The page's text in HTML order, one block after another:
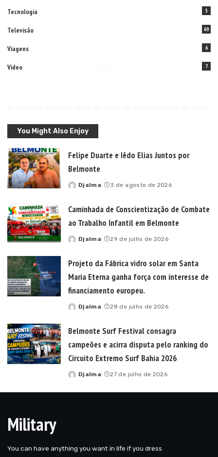
Tecnologia 5
Televisão 69
Viagens 6
Video 7
You Might Also Enjoy
Felipe Duarte e Iêdo Elias Juntos por
Belmonte
Posted
Djalma 3 de agosto de 2026
Caminhada de Conscientização de Combate
ao Trabalho Infantil em Belmonte
Posted
Djalma 29 de julho de 2026
Projeto da Fábrica vidro solar em Santa
Maria Eterna ganha força com interesse de
financiamento europeu.
Posted
Djalma 28 de julho de 2026
Belmonte Surf Festival consagra
campeões e acirra disputa pelo ranking do
Circuito Extremo Surf Bahia 2026
Posted
Djalma 27 de julho de 2026
Military
You can have anything you want in life if you dress